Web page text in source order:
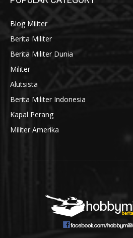
Blog Militer
Berita Militer
Berita Militer Dunia
Militer
Alutsista
Berita Militer Indonesia
Kapal Perang
Militer Amerika